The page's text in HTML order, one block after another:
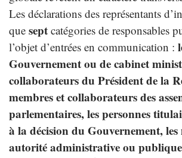
Les déclarations des représentants
que sept catégories de responsables
l’objet d’entrées en communication :
Gouvernement ou de cabinet
collaborateurs du Président de la
membres et collaborateurs des
parlementaires, les personnes
à la décision du Gouvernement, les
autorité administrative ou